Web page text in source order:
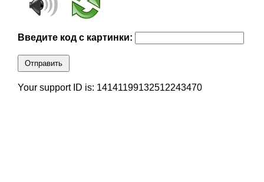
Введите код с картинки:
Отправить
Your support ID is: 14141199132512243470